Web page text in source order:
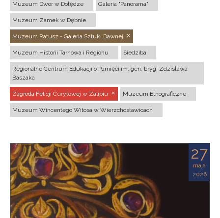
Muzeum Dwór w Dołędze Galeria "Panorama"
Muzeum Zamek w Dębnie
Muzeum Ratusz - Galeria Sztuki Dawnej
Muzeum Historii Tarnowa i Regionu Siedziba
Regionalne Centrum Edukacji o Pamięci im. gen. bryg. Zdzisława
Baszaka
Zagroda Felicji Curyłowej w Zalipiu Muzeum Etnograficzne
Muzeum Wincentego Witosa w Wierzchosławicach
27
maja
2026